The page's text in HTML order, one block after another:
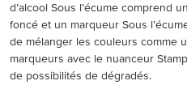
d’alcool Sous l’écume comprend
foncé et un marqueur Sous
de mélanger les couleurs comme
marqueurs avec le nuanceur
de possibilités de dégradés.